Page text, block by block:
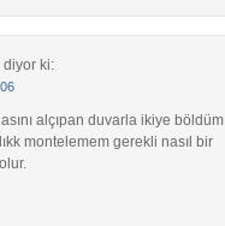
diyor ki:
alçıpan duvarla ikiye böldüm
montelemem gerekli nasıl bir